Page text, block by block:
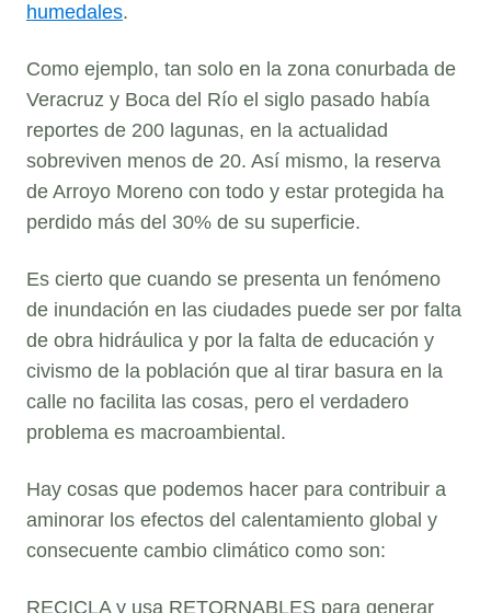
humedales.
Como ejemplo, tan solo en la zona conurbada de
Veracruz y Boca del Río el siglo pasado había
reportes de 200 lagunas, en la actualidad
sobreviven menos de 20. Así mismo, la reserva
de Arroyo Moreno con todo y estar protegida ha
perdido más del 30% de su superficie.
Es cierto que cuando se presenta un fenómeno
de inundación en las ciudades puede ser por falta
de obra hidráulica y por la falta de educación y
civismo de la población que al tirar basura en la
calle no facilita las cosas, pero el verdadero
problema es macroambiental.
Hay cosas que podemos hacer para contribuir a
aminorar los efectos del calentamiento global y
consecuente cambio climático como son:
RECICLA y usa RETORNABLES para generar